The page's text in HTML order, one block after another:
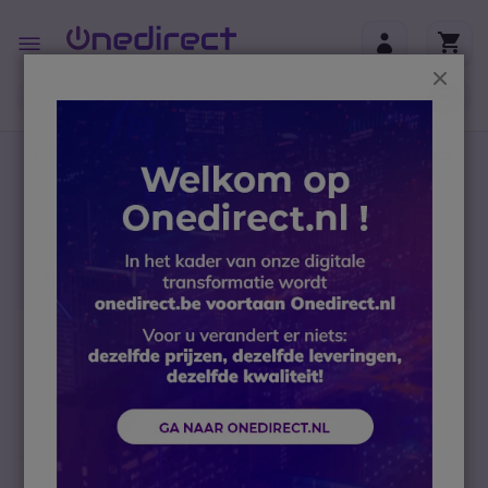
Toggle
Nav
btw)
Portofoons
Accessoires
Aansluitkabels
Motorola CPS-programmeerkabel XT4xx